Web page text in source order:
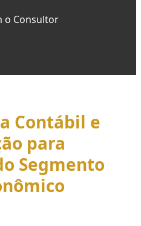
o Consultor
Contábil e
para
Segmento